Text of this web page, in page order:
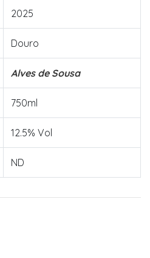
2025
Douro
Alves de Sousa
750ml
12.5% Vol
ND